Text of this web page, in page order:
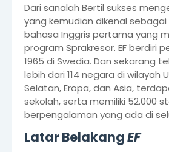
Dari sanalah Bertil sukses
yang kemudian dikenal
bahasa Inggris pertama yang
program Sprakresor. EF berdiri
1965 di Swedia. Dan sekarang
lebih dari 114 negara di wilayah
Selatan, Eropa, dan Asia,
sekolah, serta memiliki 52.000
berpengalaman yang ada di
Latar BelakangEF